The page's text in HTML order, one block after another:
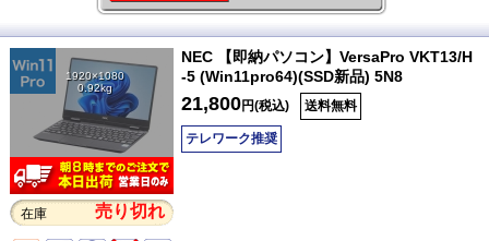
1920×1080
0.92kg
在庫 売り切れ
NEC 【即納パソコン】VersaPro VKT13/H
-5 (Win11pro64)(SSD新品) 5N8
21,800円(税込) 送料無料
テレワーク推奨